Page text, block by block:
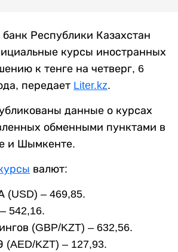
Республики Казахстан
курсы иностранных
к тенге на четверг, 6
передает Liter.kz.
данные о курсах
обменными пунктами в
и Шымкенте.
валют:
– 469,85.
542,16.
(GBP/KZT) – 632,56.
KZT) – 127,93.